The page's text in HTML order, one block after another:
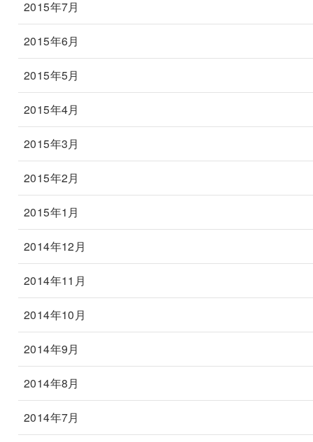
2015年7月
2015年6月
2015年5月
2015年4月
2015年3月
2015年2月
2015年1月
2014年12月
2014年11月
2014年10月
2014年9月
2014年8月
2014年7月